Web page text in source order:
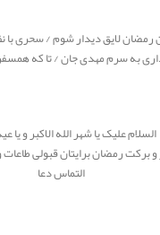
لایق دیدار شوم / سحری با
به سرم مهدی جان / تا که همسفره
السلام علیک یا شهر الله الاکبر و یا عید
برکت رمضان برایتان قبولی طاعات
التماس دعا